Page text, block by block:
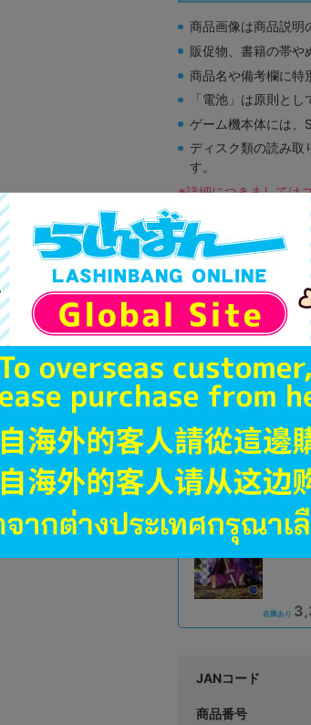
商品画像は商品説明
販促物、書籍の帯や
商品名や備考欄に特
「電池」は原則とし
ゲーム機本体には、
ディスク類の読み取
す。
※詳細につきましては
オンライ
状態 :
在庫あり
状態 :
在庫あり
JANコード
商品番号